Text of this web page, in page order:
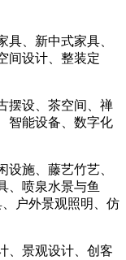
具、新中式家具、
间设计、整装定
摆设、茶空间、禅
智能设备、数字化
设施、藤艺竹艺、
、喷泉水景与鱼
、户外景观照明、仿
、景观设计、创客